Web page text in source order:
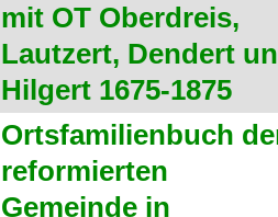
mit OT Oberdreis,
Lautzert, Dendert
Hilgert 1675-1875
Ortsfamilienbuch
reformierten
Gemeinde in